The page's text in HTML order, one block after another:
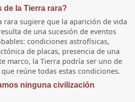
de la Tierra rara?
rara sugiere que la aparición de vida
de una sucesión de eventos
condiciones astrofísicas,
de placas, presencia de una
marco, la Tierra podría ser uno de
reúne todas estas condiciones.
ninguna civilización